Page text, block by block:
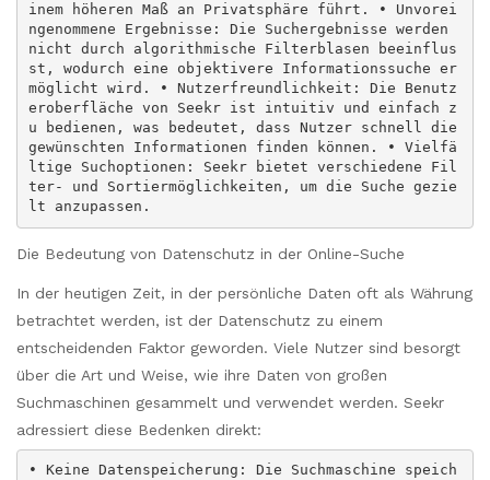
inem höheren Maß an Privatsphäre führt. • Unvorei
ngenommene Ergebnisse: Die Suchergebnisse werden
nicht durch algorithmische Filterblasen beeinflus
st, wodurch eine objektivere Informationssuche er
möglicht wird. • Nutzerfreundlichkeit: Die Benutz
eroberfläche von Seekr ist intuitiv und einfach z
u bedienen, was bedeutet, dass Nutzer schnell die
gewünschten Informationen finden können. • Vielfä
ltige Suchoptionen: Seekr bietet verschiedene Fil
ter- und Sortiermöglichkeiten, um die Suche gezie
lt anzupassen.
Die Bedeutung von Datenschutz in der Online-Suche
In der heutigen Zeit, in der persönliche Daten oft als Währung
betrachtet werden, ist der Datenschutz zu einem
entscheidenden Faktor geworden. Viele Nutzer sind besorgt
über die Art und Weise, wie ihre Daten von großen
Suchmaschinen gesammelt und verwendet werden. Seekr
adressiert diese Bedenken direkt:
• Keine Datenspeicherung: Die Suchmaschine speich